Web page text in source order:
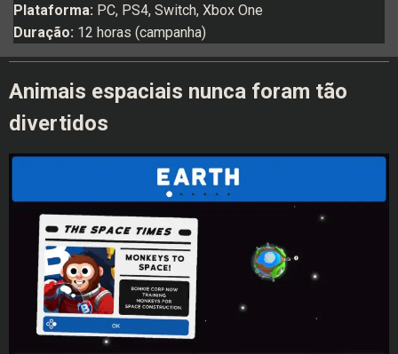
Plataforma: PC, PS4, Switch, Xbox One
Duração: 12 horas (campanha)
Animais espaciais nunca foram tão
divertidos